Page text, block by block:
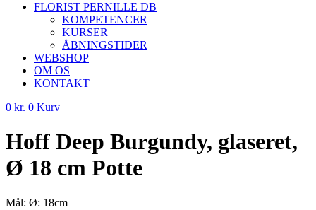
FLORIST PERNILLE DB
KOMPETENCER
KURSER
ÅBNINGSTIDER
WEBSHOP
OM OS
KONTAKT
0 kr. 0 Kurv
Hoff Deep Burgundy, glaseret,
Ø 18 cm Potte
Mål: Ø: 18cm